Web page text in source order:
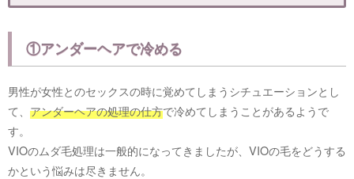
①アンダーヘアで冷める
男性が女性とのセックスの時に覚めてしまうシチュエーションとし
て、 アンダーヘアの処理の仕方で冷めてしまうことがあるようで
す。
VIOのムダ毛処理は一般的になってきましたが、VIOの毛をどうする
かという悩みは尽きません。